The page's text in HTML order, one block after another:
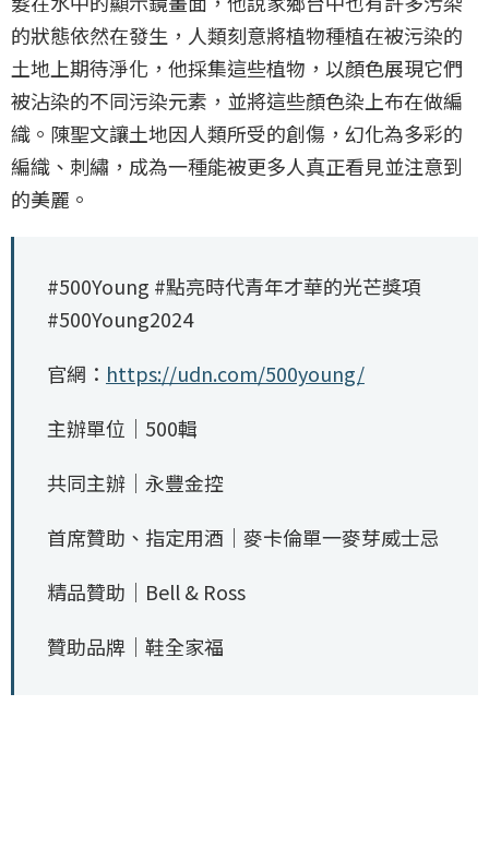
的狀態依然在發生，人類刻意將植物種植在被污染的
土地上期待淨化，他採集這些植物，以顏色展現它們
被沾染的不同污染元素，並將這些顏色染上布在做編
織。陳聖文讓土地因人類所受的創傷，幻化為多彩的
編織、刺繡，成為一種能被更多人真正看見並注意到
的美麗。
#500Young #點亮時代青年才華的光芒獎項
#500Young2024
官網： https://udn.com/500young/
主辦單位｜500輯
共同主辦｜永豐金控
首席贊助、指定用酒｜麥卡倫單一麥芽威士忌
精品贊助｜Bell & Ross
贊助品牌｜鞋全家福